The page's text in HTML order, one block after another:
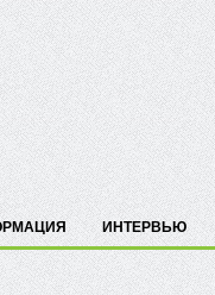
ИНТЕРВЬЮ